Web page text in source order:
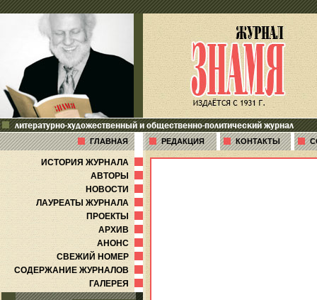
литературно-художественный и общественно-политический журнал
ГЛАВНАЯ РЕДАКЦИЯ КОНТАКТЫ
ИСТОРИЯ ЖУРНАЛА
АВТОРЫ
НОВОСТИ
ЛАУРЕАТЫ ЖУРНАЛА
ПРОЕКТЫ
АРХИВ
АНОНС
СВЕЖИЙ НОМЕР
СОДЕРЖАНИЕ ЖУРНАЛОВ
ГАЛЕРЕЯ